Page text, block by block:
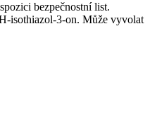
bezpečnostní list.
isothiazol-3-on. Může vyvolat